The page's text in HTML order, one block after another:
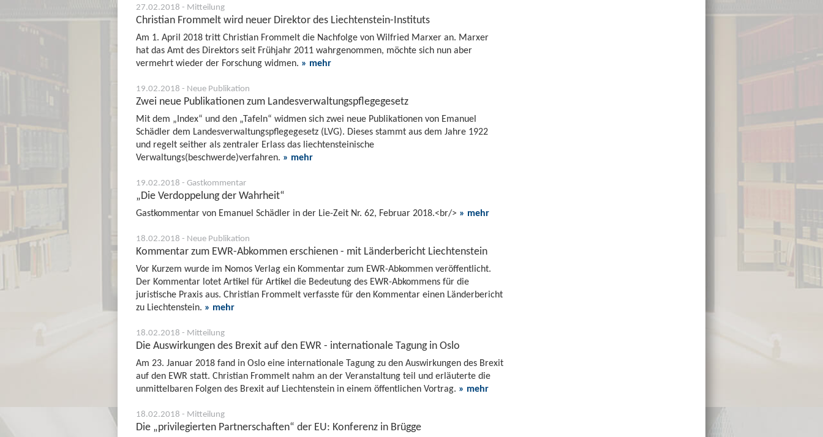
27.02.2018 - Mitteilung
Christian Frommelt wird neuer Direktor des Liechtenstein-Instituts
Am 1. April 2018 tritt Christian Frommelt die Nachfolge von Wilfried Marxer an. Marxer
hat das Amt des Direktors seit Frühjahr 2011 wahrgenommen, möchte sich nun aber
vermehrt wieder der Forschung widmen. » mehr
19.02.2018 - Neue Publikation
Zwei neue Publikationen zum Landesverwaltungspflegegesetz
Mit dem „Index“ und den „Tafeln“ widmen sich zwei neue Publikationen von Emanuel
Schädler dem Landesverwaltungspflegegesetz (LVG). Dieses stammt aus dem Jahre 1922
und regelt seither als zentraler Erlass das liechtensteinische
Verwaltungs(beschwerde)verfahren. » mehr
19.02.2018 - Gastkommentar
„Die Verdoppelung der Wahrheit“
Gastkommentar von Emanuel Schädler in der Lie-Zeit Nr. 62, Februar 2018.<br/> » mehr
18.02.2018 - Neue Publikation
Kommentar zum EWR-Abkommen erschienen - mit Länderbericht Liechtenstein
Vor Kurzem wurde im Nomos Verlag ein Kommentar zum EWR-Abkommen veröffentlicht.
Der Kommentar lotet Artikel für Artikel die Bedeutung des EWR-Abkommens für die
juristische Praxis aus. Christian Frommelt verfasste für den Kommentar einen Länderbericht
zu Liechtenstein. » mehr
18.02.2018 - Mitteilung
Die Auswirkungen des Brexit auf den EWR - internationale Tagung in Oslo
Am 23. Januar 2018 fand in Oslo eine internationale Tagung zu den Auswirkungen des Brexit
auf den EWR statt. Christian Frommelt nahm an der Veranstaltung teil und erläuterte die
unmittelbaren Folgen des Brexit auf Liechtenstein in einem öffentlichen Vortrag. » mehr
18.02.2018 - Mitteilung
Die „privilegierten Partnerschaften“ der EU: Konferenz in Brügge